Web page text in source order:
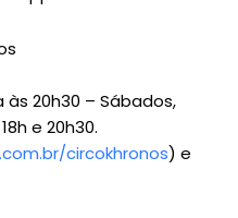
20h30 – Sábados,
e 20h30.
circokhronos) e